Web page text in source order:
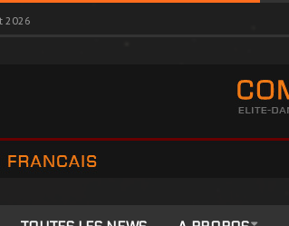
2026
9 juillet 2026